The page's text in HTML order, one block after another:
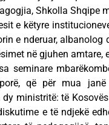
Shkolla Shqipe
e këtyre
e nderuar,
në gjuhen amtare,
seminare
që për mua janë
ministritë: të
e të ndjekë